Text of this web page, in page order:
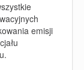
emisji